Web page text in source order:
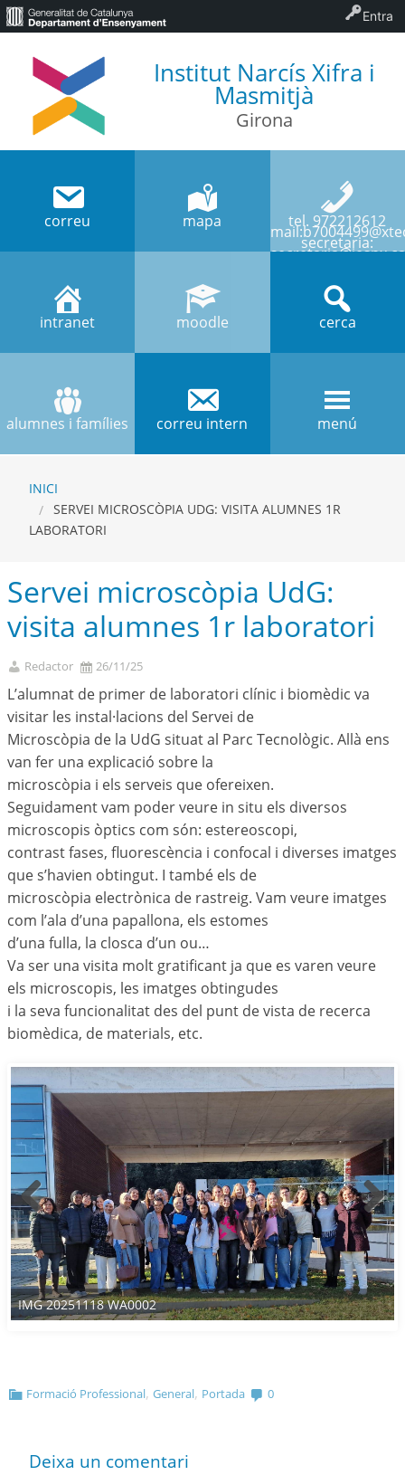
Institut Narcís Xifra i
Masmitjà
Girona
correu mapa tel. 972212612
secretaria:
intranet moodle cerca
alumnes i famílies correu intern menú
INICI
SERVEI MICROSCÒPIA UDG: VISITA ALUMNES 1R
LABORATORI
Servei microscòpia UdG:
visita alumnes 1r laboratori
Redactor 26/11/25
L’alumnat de primer de laboratori clínic i biomèdic va
visitar les instal·lacions del Servei de
Microscòpia de la UdG situat al Parc Tecnològic. Allà ens
van fer una explicació sobre la
microscòpia i els serveis que ofereixen.
Seguidament vam poder veure in situ els diversos
microscopis òptics com són: estereoscopi,
contrast fases, fluorescència i confocal i diverses imatges
que s’havien obtingut. I també els de
microscòpia electrònica de rastreig. Vam veure imatges
com l’ala d’una papallona, els estomes
d’una fulla, la closca d’un ou…
Va ser una visita molt gratificant ja que es varen veure
els microscopis, les imatges obtingudes
i la seva funcionalitat des del punt de vista de recerca
biomèdica, de materials, etc.
IMG 20251118 WA0002
Formació Professional,General, Portada 0
Deixa un comentari
Entra